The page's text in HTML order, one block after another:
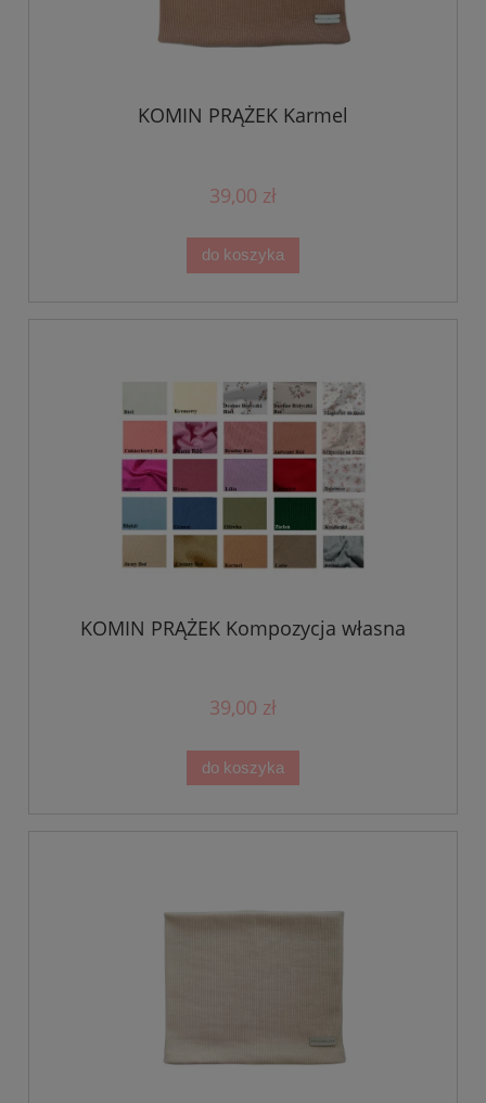
KOMIN PRĄŻEK Karmel
39,00 zł
do koszyka
KOMIN PRĄŻEK Kompozycja własna
39,00 zł
do koszyka